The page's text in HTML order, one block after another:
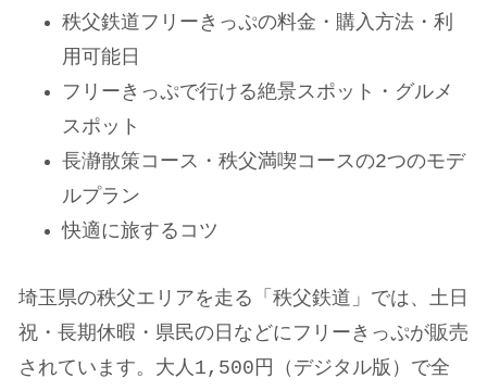
秩父鉄道フリーきっぷの料金・購入方法・利
用可能日
フリーきっぷで行ける絶景スポット・グルメ
スポット
長瀞散策コース・秩父満喫コースの2つのモデ
ルプラン
快適に旅するコツ
埼玉県の秩父エリアを走る「秩父鉄道」では、土日
祝・長期休暇・県民の日などにフリーきっぷが販売
されています。大人1,500円（デジタル版）で全